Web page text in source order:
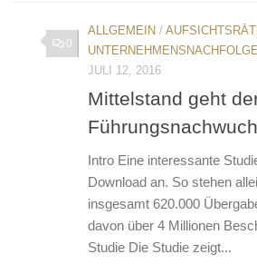
0
ALLGEMEIN /
UNTERNEHMENSNACHFOLGE
JULI 12, 2016
Mittelstand geht
Intro Eine interessante
Download an. So stehen
insgesamt 620.000
davon über 4 Millionen
Studie Die Studie zeigt...